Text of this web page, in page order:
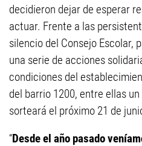
decidieron dejar de esperar
actuar. Frente a las
silencio del Consejo Escolar,
una serie de acciones
condiciones del
del barrio 1200, entre ellas
sorteará el próximo 21 de
“Desde el año pasado